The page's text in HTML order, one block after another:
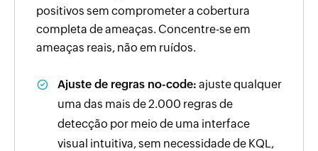
positivos sem comprometer a cobertura
completa de ameaças. Concentre-se em
ameaças reais, não em ruídos.
Ajuste de regras no-code: ajuste qualquer
uma das mais de 2.000 regras de
detecção por meio de uma interface
visual intuitiva, sem necessidade de KQL,